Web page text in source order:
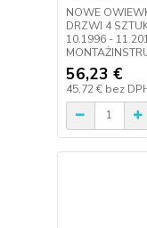
NOWE
DRZWI 4
10.1996 -
56,23 €
45,72 € bez